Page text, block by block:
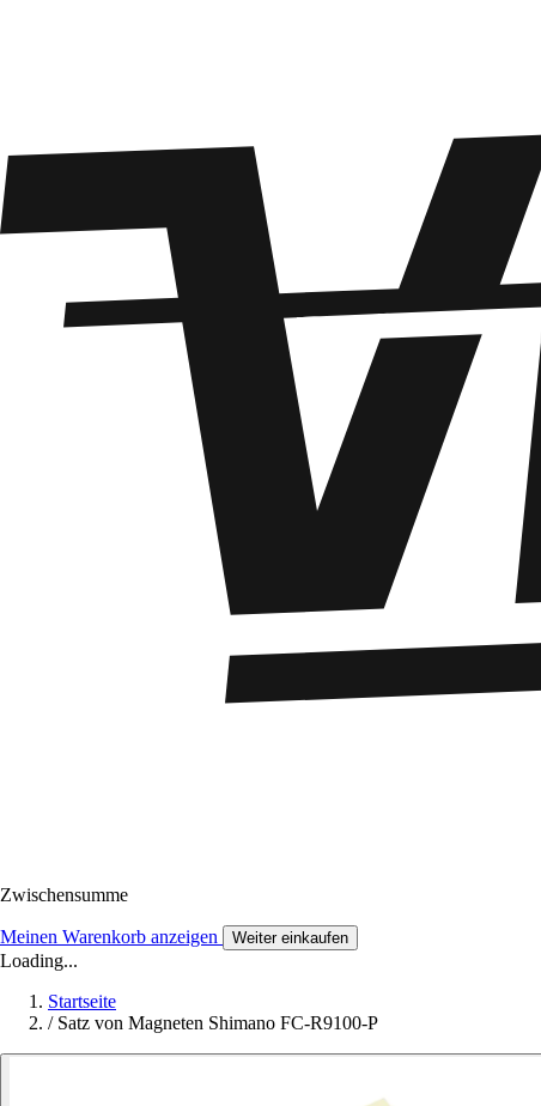
Zwischensumme
Meinen Warenkorb anzeigen Weiter einkaufen
Loading...
Startseite
/ Satz von Magneten Shimano FC-R9100-P